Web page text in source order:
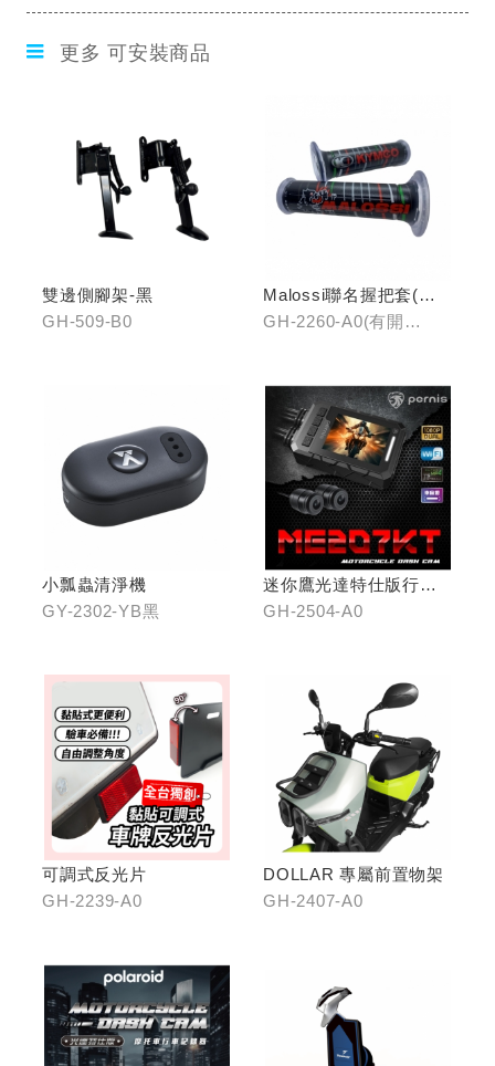
更多 可安裝商品
雙邊側腳架-黑
GH-509-B0
Malossi聯名握把套(有
開口)/(無開口)
GH-2260-A0(有開
小瓢蟲清淨機
GY-2302-YB黑
迷你鷹光達特仕版行車
記錄器
GH-2504-A0
可調式反光片
GH-2239-A0
DOLLAR 專屬前置物架
GH-2407-A0